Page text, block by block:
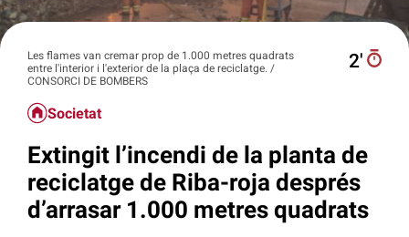
Les flames van cremar prop de 1.000 metres quadrats
entre l'interior i l'exterior de la plaça de reciclatge. /
CONSORCI DE BOMBERS
2′
Societat
Extingit l’incendi de la planta de
reciclatge de Riba-roja després
d’arrasar 1.000 metres quadrats